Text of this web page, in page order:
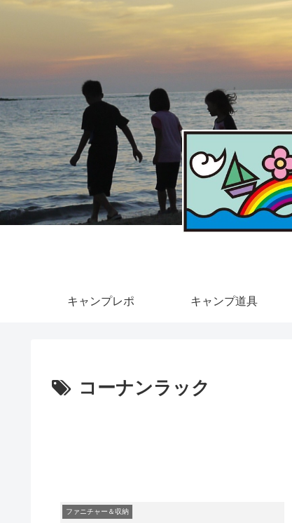
キャンプレポ キャンプ道具
コーナンラック
ファニチャー＆収納